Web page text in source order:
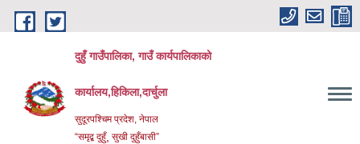
Skip to main content
दुहुँ गाउँपालिका, गाउँ कार्यपालिकाको
कार्यालय,हिकिला,दार्चुला
सुदूरपश्चिम प्रदेश, नेपाल
“समृद्ब दुहुँ¸ सुखी दुहुँबासी”